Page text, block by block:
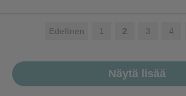
Edellinen 1 2 3 4
Näytä lisää